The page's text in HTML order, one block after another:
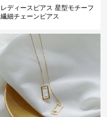
レディースピアス 星型モチーフ
繊細チェーンピアス